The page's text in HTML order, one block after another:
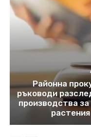
Районна
ръководи
производства